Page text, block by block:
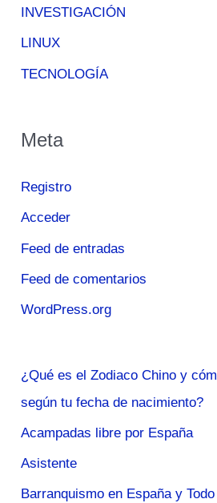
INVESTIGACIÓN
LINUX
TECNOLOGÍA
Meta
Registro
Acceder
Feed de entradas
Feed de comentarios
WordPress.org
¿Qué es el Zodiaco Chino y
según tu fecha de nacimiento?
Acampadas libre por España
Asistente
Barranquismo en España y